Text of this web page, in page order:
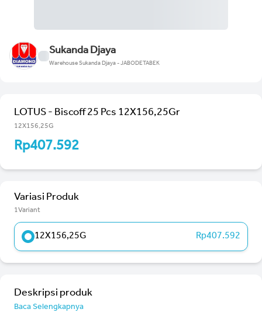
Sukanda Djaya
Warehouse Sukanda Djaya - JABODETABEK
LOTUS - Biscoff 25 Pcs 12X156,25Gr
12X156,25G
Rp407.592
Variasi Produk
1Variant
12X156,25G Rp407.592
Deskripsi produk
Baca Selengkapnya